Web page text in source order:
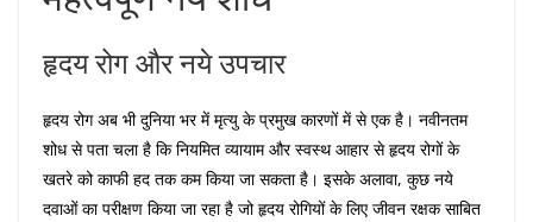
हृदय रोग और नये उपचार
हृदय रोग अब भी दुनिया भर में मृत्यु के प्रमुख कारणों में से एक है। नवीनतम
शोध से पता चला है कि नियमित व्यायाम और स्वस्थ आहार से हृदय रोगों के
खतरे को काफी हद तक कम किया जा सकता है। इसके अलावा, कुछ नये
दवाओं का परीक्षण किया जा रहा है जो हृदय रोगियों के लिए जीवन रक्षक साबित